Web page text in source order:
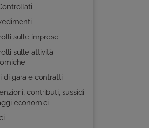
sulle imprese
sulle attività
di gara e contratti
contributi, sussidi,
economici